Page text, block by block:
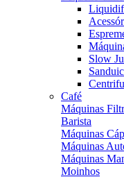
Slow
Café
Máquinas
Barista
Máquinas
Máquinas
Máquinas
Moinhos